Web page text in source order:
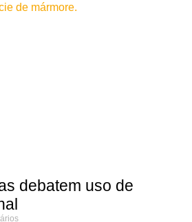
debatem uso de